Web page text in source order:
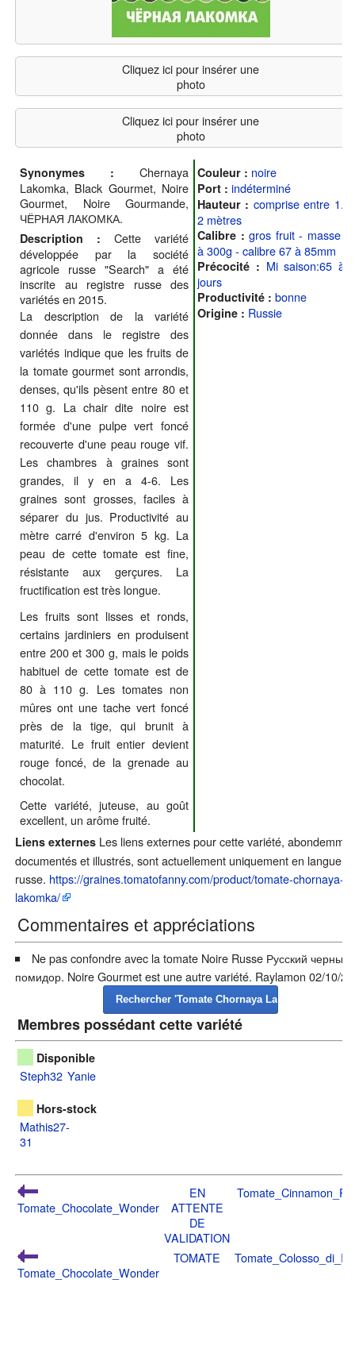
Cliquez ici pour insérer une
photo
Cliquez ici pour insérer une
photo
Synonymes : Chernaya
Lakomka, Black Gourmet, Noire
Gourmet, Noire Gourmande,
ЧЁРНАЯ ЛАКОМКА.
Description : Cette variété
développée par la société
agricole russe "Search" a été
inscrite au registre russe des
variétés en 2015.
La description de la variété
donnée dans le registre des
variétés indique que les fruits de
la tomate gourmet sont arrondis,
denses, qu'ils pèsent entre 80 et
110 g. La chair dite noire est
formée d'une pulpe vert foncé
recouverte d'une peau rouge vif.
Les chambres à graines sont
grandes, il y en a 4-6. Les
graines sont grosses, faciles à
séparer du jus. Productivité au
mètre carré d'environ 5 kg. La
peau de cette tomate est fine,
résistante aux gerçures. La
fructification est très longue.
Les fruits sont lisses et ronds,
certains jardiniers en produisent
entre 200 et 300 g, mais le poids
habituel de cette tomate est de
80 à 110 g. Les tomates non
mûres ont une tache vert foncé
près de la tige, qui brunit à
maturité. Le fruit entier devient
rouge foncé, de la grenade au
chocolat.
Cette variété, juteuse, au goût
excellent, un arôme fruité.
Couleur : noire
Port : indéterminé
Hauteur : comprise entre 1.2
2 mètres
Calibre : gros fruit - masse
à 300g - calibre 67 à 85mm
Précocité : Mi saison:65 à
jours
Productivité : bonne
Origine : Russie
Liens externes Les liens externes pour cette variété,
documentés et illustrés, sont actuellement uniquement en langue
russe. https://graines.tomatofanny.com/product/tomate-chornaya-
lakomka/
Commentaires et appréciations
Ne pas confondre avec la tomate Noire Russe Русский черный
помидор. Noire Gourmet est une autre variété. Raylamon 02/10/
Membres possédant cette variété
Disponible
Steph32 Yanie
Hors-stock
Mathis27-
31
Tomate_Chocolate_Wonder
EN
ATTENTE
DE
VALIDATION
Tomate_Chocolate_Wonder
TOMATE